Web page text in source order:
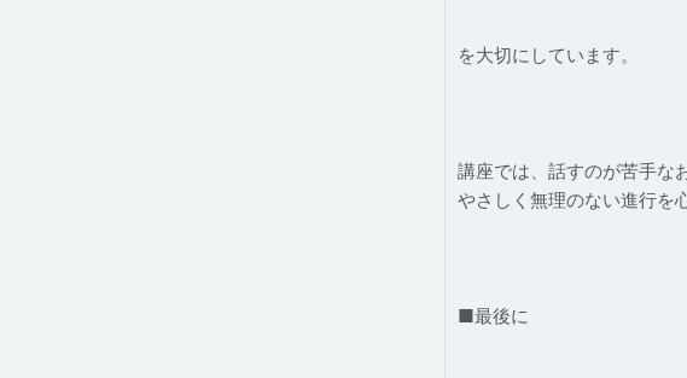
を大切にしています。
講座では、話すのが苦手な
やさしく無理のない進行を
■最後に